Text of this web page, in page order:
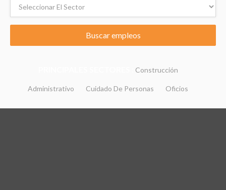
Construcción
Administrativo Cuidado De Personas Oficios